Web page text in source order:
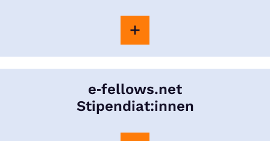
e‑fellows.net
Stipendiat:innen